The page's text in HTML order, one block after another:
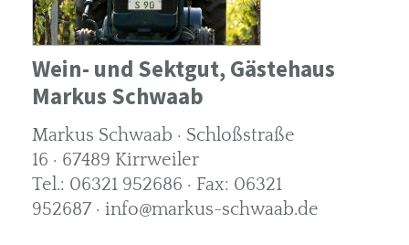
Wein- und Sektgut, Gästehaus
Markus Schwaab
Markus Schwaab · Schloßstraße
16 · 67489 Kirrweiler
Tel.: 06321 952686 · Fax: 06321
952687 · info@markus-schwaab.de